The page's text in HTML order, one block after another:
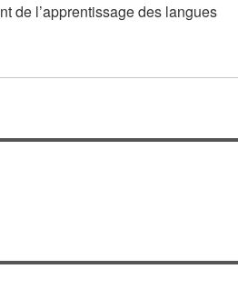
de l’apprentissage des langues